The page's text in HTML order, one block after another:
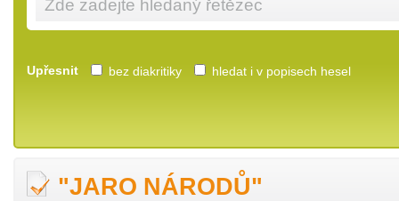
Upřesnit bez diakritiky hledat i v popisech hesel
"JARO NÁRODŮ"